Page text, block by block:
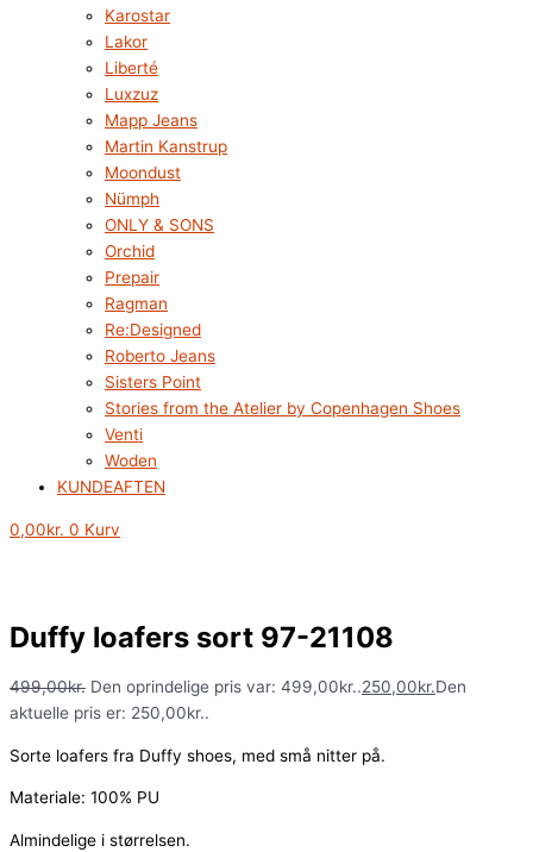
Karostar
Lakor
Liberté
Luxzuz
Mapp Jeans
Martin Kanstrup
Moondust
Nümph
ONLY & SONS
Orchid
Prepair
Ragman
Re:Designed
Roberto Jeans
Sisters Point
Stories from the Atelier by Copenhagen Shoes
Venti
Woden
KUNDEAFTEN
0,00kr. 0 Kurv
Duffy loafers sort 97-21108
499,00kr. Den oprindelige pris var: 499,00kr..250,00kr.Den
aktuelle pris er: 250,00kr..
Sorte loafers fra Duffy shoes, med små nitter på.
Materiale: 100% PU
Almindelige i størrelsen.